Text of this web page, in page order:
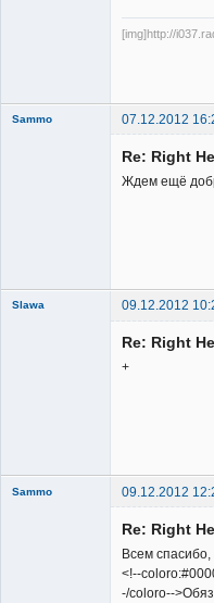
[img]http://
Sammo
07.12.2012
Re: Right
Ждем ещё
Slawa
09.12.2012
Re: Right
+
Sammo
09.12.2012
Re: Right
Всем
<!--
-/coloro--